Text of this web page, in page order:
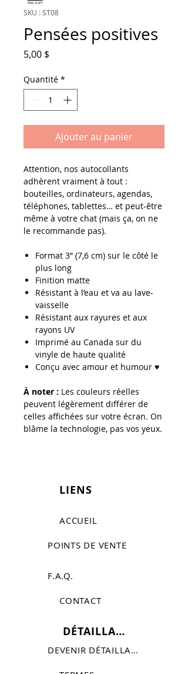
SKU : ST08
Pensées positives
5,00 $
Quantité *
Ajouter au panier
Attention, nos autocollants
adhèrent vraiment à tout :
bouteilles, ordinateurs, agendas,
téléphones, tablettes… et peut-être
même à votre chat (mais ça, on ne
le recommande pas).
Format 3” (7,6 cm) sur le côté le
plus long
Finition matte
Résistant à l’eau et va au lave-
vaisselle
Résistant aux rayures et aux
rayons UV
Imprimé au Canada sur du
vinyle de haute qualité
Conçu avec amour et humour ♥
À noter : Les couleurs réelles
peuvent légèrement différer de
celles affichées sur votre écran. On
blâme la technologie, pas vos yeux.
LIENS
ACCUEIL
POINTS DE VENTE
F.A.Q.
CONTACT
DÉTAILLANTS
DEVENIR DÉTAILLANT